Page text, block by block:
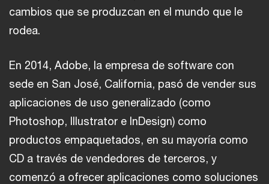
cambios que se produzcan en el mundo que le
rodea.
En 2014, Adobe, la empresa de software con
sede en San José, California, pasó de vender sus
aplicaciones de uso generalizado (como
Photoshop, Illustrator e InDesign) como
productos empaquetados, en su mayoría como
CD a través de vendedores de terceros, y
comenzó a ofrecer aplicaciones como soluciones